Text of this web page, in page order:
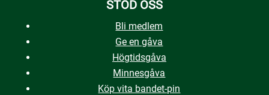
STÖD OSS
Bli medlem
Ge en gåva
Högtidsgåva
Minnesgåva
Köp vita bandet-pin